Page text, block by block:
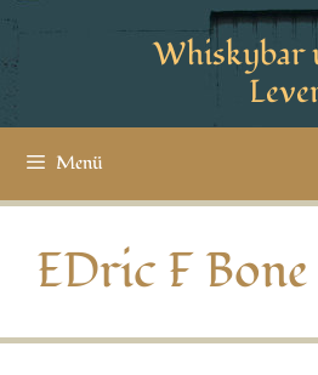
Whiskybar
Menü
EDric F Bone